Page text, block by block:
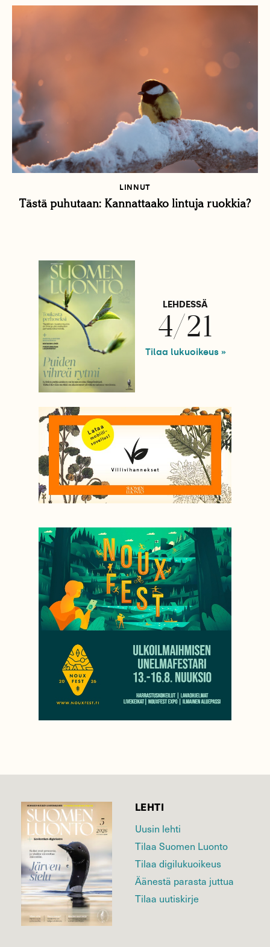
LINNUT
Tästä puhutaan: Kannattaako lintuja ruokkia?
LEHDESSÄ
4/21
Tilaa lukuoikeus »
LEHTI
Uusin lehti
Tilaa Suomen Luonto
Tilaa digilukuoikeus
Äänestä parasta juttua
Tilaa uutiskirje